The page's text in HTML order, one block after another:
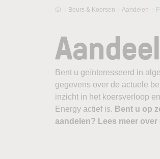
Beurs & Koersen Aandelen
Bent u geïnteresseerd in
gegevens over de actuele
inzicht in het koersverloop
Energy actief is. Bent u op
aandelen? Lees meer